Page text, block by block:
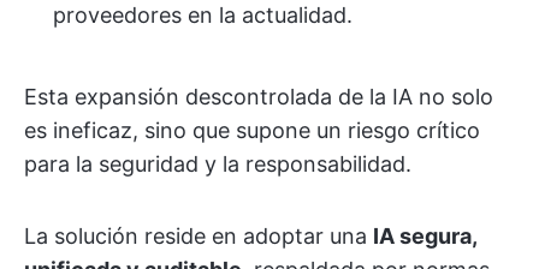
proveedores en la actualidad.
Esta expansión descontrolada de la IA no solo
es ineficaz, sino que supone un riesgo crítico
para la seguridad y la responsabilidad.
La solución reside en adoptar una IA segura,